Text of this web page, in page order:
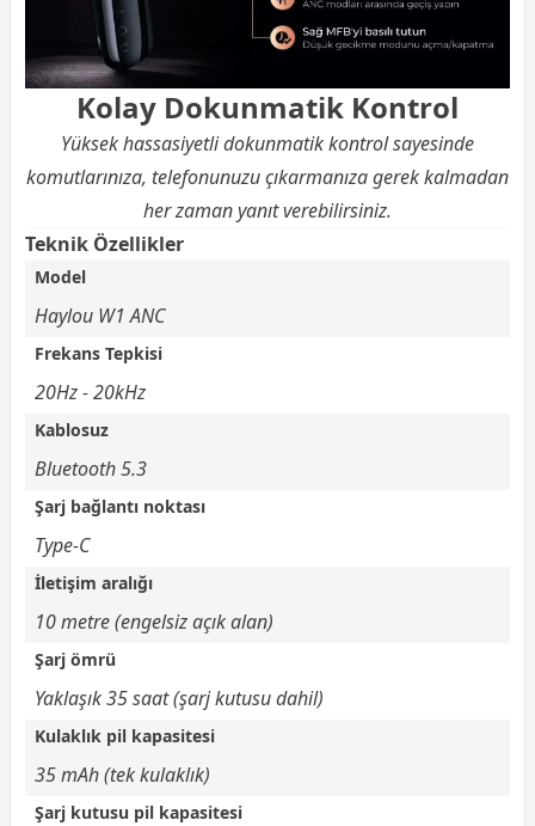
Kolay Dokunmatik Kontrol
Yüksek hassasiyetli dokunmatik kontrol sayesinde
komutlarınıza, telefonunuzu çıkarmanıza gerek kalmadan
her zaman yanıt verebilirsiniz.
Teknik Özellikler
Model
Haylou W1 ANC
Frekans Tepkisi
20Hz - 20kHz
Kablosuz
Bluetooth 5.3
Şarj bağlantı noktası
Type-C
İletişim aralığı
10 metre (engelsiz açık alan)
Şarj ömrü
Yaklaşık 35 saat (şarj kutusu dahil)
Kulaklık pil kapasitesi
35 mAh (tek kulaklık)
Şarj kutusu pil kapasitesi